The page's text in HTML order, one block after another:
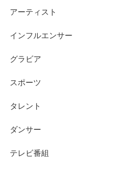
アーティスト
インフルエンサー
グラビア
スポーツ
タレント
ダンサー
テレビ番組